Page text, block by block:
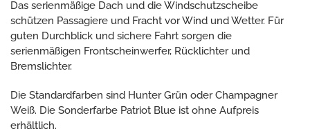
Das serienmäßige Dach und die Windschutzscheibe
schützen Passagiere und Fracht vor Wind und Wetter. Für
guten Durchblick und sichere Fahrt sorgen die
serienmäßigen Frontscheinwerfer, Rücklichter und
Bremslichter.
Die Standardfarben sind Hunter Grün oder Champagner
Weiß. Die Sonderfarbe Patriot Blue ist ohne Aufpreis
erhältlich.